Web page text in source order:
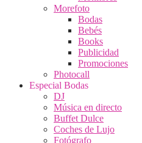
Morefoto
Bodas
Bebés
Books
Publicidad
Promociones
Photocall
Especial Bodas
DJ
Música en directo
Buffet Dulce
Coches de Lujo
Fotógrafo